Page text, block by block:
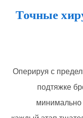
Точные
Оперируя с
подтяжке
минимально